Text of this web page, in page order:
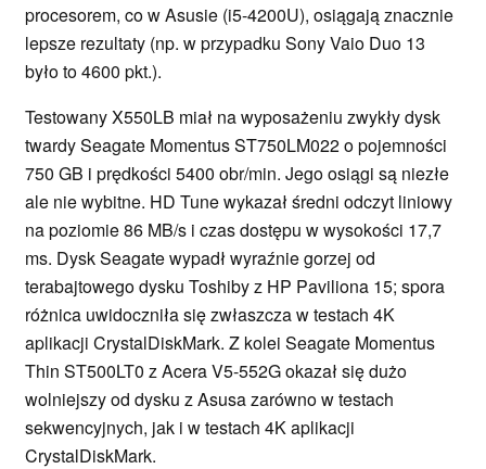
procesorem, co w Asusie (i5-4200U), osiągają znacznie
lepsze rezultaty (np. w przypadku Sony Vaio Duo 13
było to 4600 pkt.).
Testowany X550LB miał na wyposażeniu zwykły dysk
twardy Seagate Momentus ST750LM022 o pojemności
750 GB i prędkości 5400 obr/min. Jego osiągi są niezłe
ale nie wybitne. HD Tune wykazał średni odczyt liniowy
na poziomie 86 MB/s i czas dostępu w wysokości 17,7
ms. Dysk Seagate wypadł wyraźnie gorzej od
terabajtowego dysku Toshiby z HP Paviliona 15; spora
różnica uwidoczniła się zwłaszcza w testach 4K
aplikacji CrystalDiskMark. Z kolei Seagate Momentus
Thin ST500LT0 z Acera V5-552G okazał się dużo
wolniejszy od dysku z Asusa zarówno w testach
sekwencyjnych, jak i w testach 4K aplikacji
CrystalDiskMark.